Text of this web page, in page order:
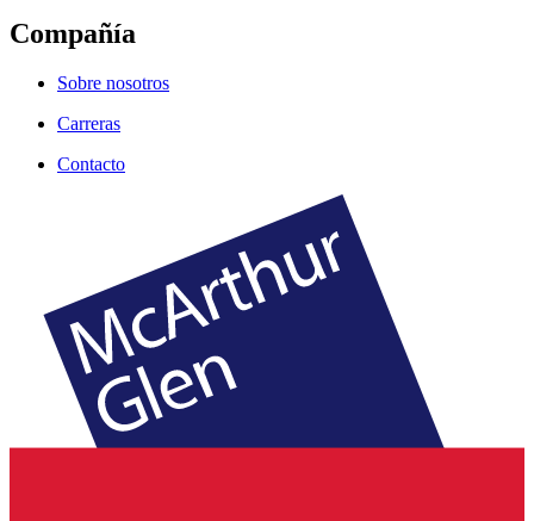
Compañía
Sobre nosotros
Carreras
Contacto